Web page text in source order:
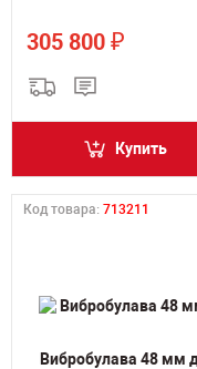
305 800 ₽
Купить
Код товара: 713211
Вибробулава 48 мм